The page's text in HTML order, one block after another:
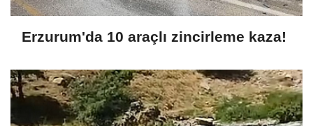
Erzurum'da 10 araçlı zincirleme kaza!